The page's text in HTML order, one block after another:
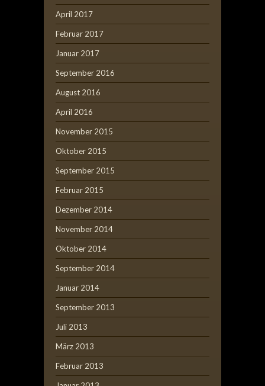
April 2017
Februar 2017
Januar 2017
September 2016
August 2016
April 2016
November 2015
Oktober 2015
September 2015
Februar 2015
Dezember 2014
November 2014
Oktober 2014
September 2014
Januar 2014
September 2013
Juli 2013
März 2013
Februar 2013